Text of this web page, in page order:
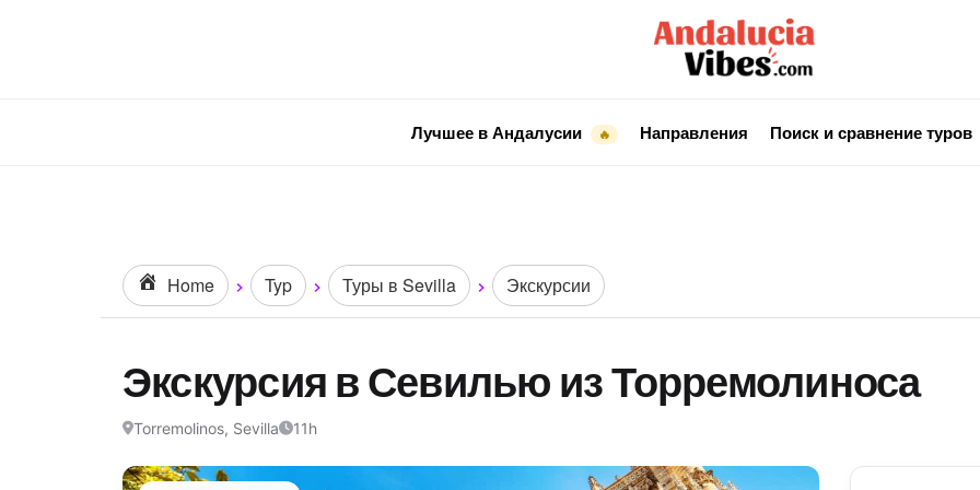
Лучшее в Андалусии 🔥 Направления Поиск и сравнение туров
Home Typ Туры в Sevilla Экскурсии
Экскурсия в Севилью из Торремолиноса
Torremolinos, Sevilla 11h